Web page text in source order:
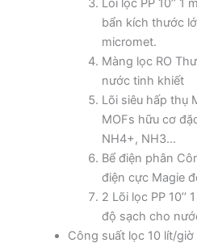
Lõi lọc PP 10’’
bẩn kích thước
micromet.
Màng lọc RO
nước tinh khiết
Lõi siêu hấp thụ
MOFs hữu cơ
NH4+, NH3…
Bể điện phân
điện cực Magie
2 Lõi lọc PP
độ sạch cho
Công suất lọc 10 lít/giờ